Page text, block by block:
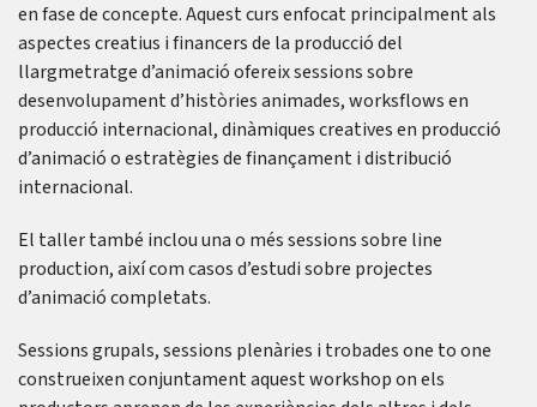
en fase de concepte. Aquest curs enfocat principalment als
aspectes creatius i financers de la producció del
llargmetratge d’animació ofereix sessions sobre
desenvolupament d’històries animades, worksflows en
producció internacional, dinàmiques creatives en producció
d’animació o estratègies de finançament i distribució
internacional.
El taller també inclou una o més sessions sobre line
production, així com casos d’estudi sobre projectes
d’animació completats.
Sessions grupals, sessions plenàries i trobades one to one
construeixen conjuntament aquest workshop on els